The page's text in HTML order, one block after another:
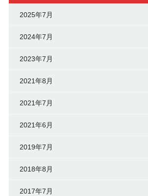
2025年7月
2024年7月
2023年7月
2021年8月
2021年7月
2021年6月
2019年7月
2018年8月
2017年7月